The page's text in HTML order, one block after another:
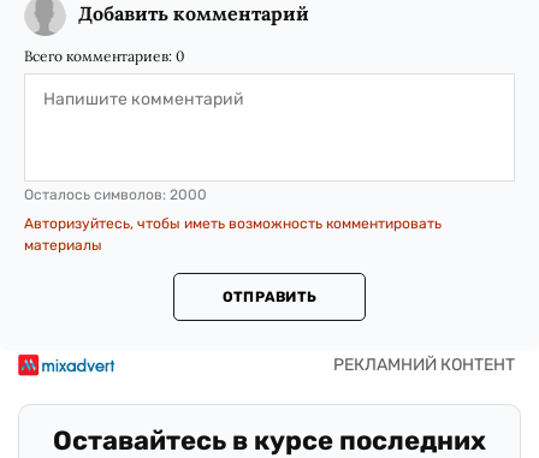
Добавить комментарий
Всего комментариев: 0
Осталось символов: 2000
Авторизуйтесь, чтобы иметь возможность комментировать
материалы
ОТПРАВИТЬ
Оставайтесь в курсе последних